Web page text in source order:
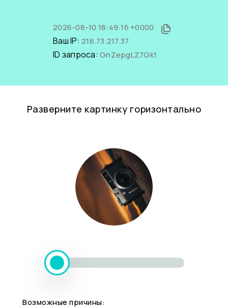
2026-08-10 18:49:16 +0000
Ваш IP: 216.73.217.37
ID запроса: GnZepgLZ7Gk1
Разверните картинку горизонтально
Возможные причины: